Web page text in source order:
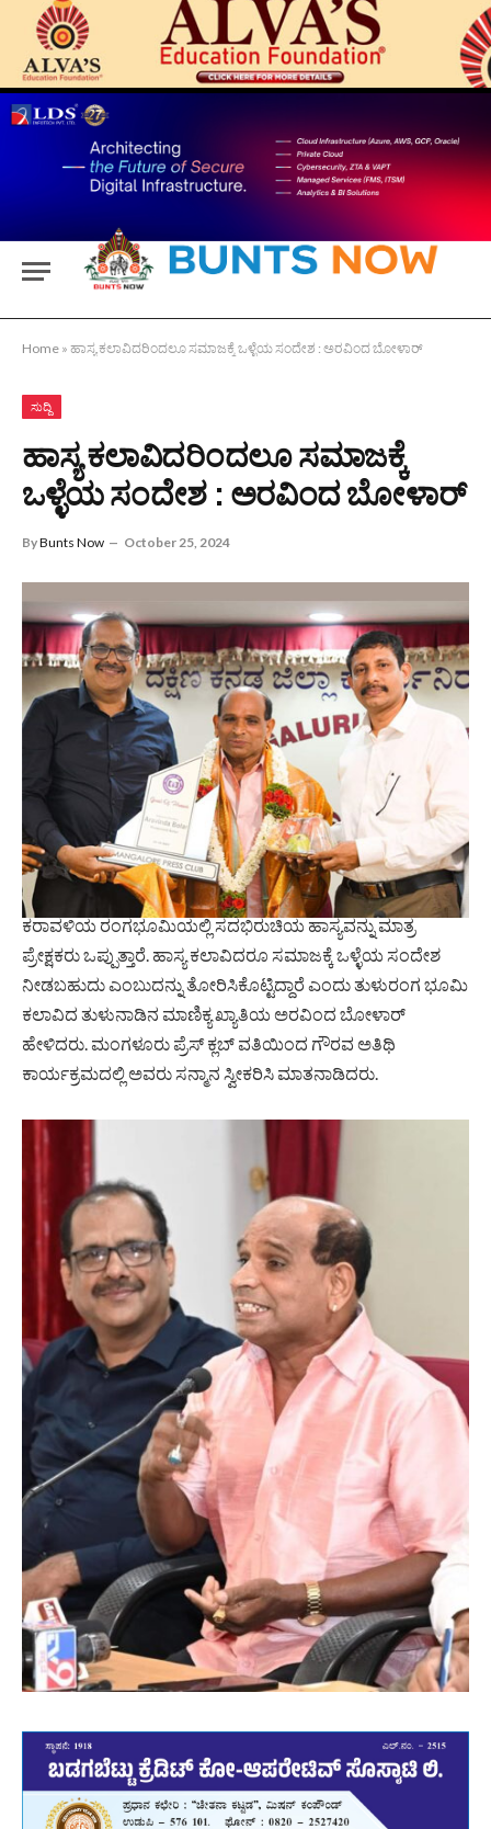
Home » ಹಾಸ್ಯ ಕಲಾವಿದರಿಂದಲೂ ಸಮಾಜಕ್ಕೆ ಒಳ್ಳೆಯ ಸಂದೇಶ : ಅರವಿಂದ ಬೋಳಾರ್
ಸುದ್ದಿ
ಹಾಸ್ಯ ಕಲಾವಿದರಿಂದಲೂ ಸಮಾಜಕ್ಕೆ
ಒಳ್ಳೆಯ ಸಂದೇಶ : ಅರವಿಂದ ಬೋಳಾರ್
ByBunts Now October 25, 2024
ಕರಾವಳಿಯ ರಂಗಭೂಮಿಯಲ್ಲಿ ಸದಭಿರುಚಿಯ ಹಾಸ್ಯವನ್ನು ಮಾತ್ರ
ಪ್ರೇಕ್ಷಕರು ಒಪ್ಪುತ್ತಾರೆ. ಹಾಸ್ಯ ಕಲಾವಿದರೂ ಸಮಾಜಕ್ಕೆ ಒಳ್ಳೆಯ ಸಂದೇಶ
ನೀಡಬಹುದು ಎಂಬುದನ್ನು ತೋರಿಸಿಕೊಟ್ಟಿದ್ದಾರೆ ಎಂದು ತುಳುರಂಗ ಭೂಮಿ
ಕಲಾವಿದ ತುಳುನಾಡಿನ ಮಾಣಿಕ್ಯ ಖ್ಯಾತಿಯ ಅರವಿಂದ ಬೋಳಾರ್
ಹೇಳಿದರು. ಮಂಗಳೂರು ಪ್ರೆಸ್ ಕ್ಲಬ್ ವತಿಯಿಂದ ಗೌರವ ಅತಿಥಿ
ಕಾರ್ಯಕ್ರಮದಲ್ಲಿ ಅವರು ಸನ್ಮಾನ ಸ್ವೀಕರಿಸಿ ಮಾತನಾಡಿದರು.